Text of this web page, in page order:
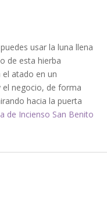
usar la luna llena
de esta hierba
el atado en un
el negocio, de forma
hacia la puerta
de Incienso San Benito